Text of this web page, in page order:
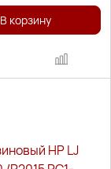
В корзину